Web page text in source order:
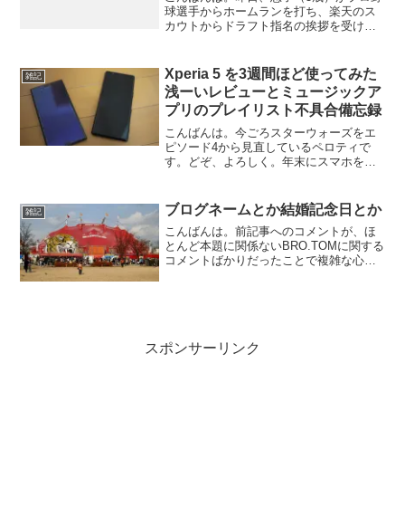
球選手からホームランを打ち、楽天のス
カウトからドラフト指名の挨拶を受け
掛け回されて死にそうになるという夢を
見ました。ペロティです。...
雑記
Xperia 5 を3週間ほど使ってみた
浅ーいレビューとミュージックア
プリのプレイリスト不具合備忘録
こんばんは。今ごろスターウォーズをエ
ピソード4から見直しているペロティで
す。どぞ、よろしく。年末にスマホを機
ったく関係ない、スマホのことを書こう
と思います。すみません、興...
雑記 ブログネームとか結婚記念日とか
こんばんは。前記事へのコメントが、ほ
とんど本題に関係ないBRO.TOMに関する
コメントばかりだったことで複雑な心境
スポンサーリンク